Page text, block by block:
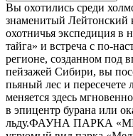
Вы охотились среди
знаменитый Лейтонский
охотничья экспедиция в
тайга» и встреча с по-
регионе, созданном под
пейзажей Сибири, вы
пьяный лес и пересечете
меняется здесь
в эпицентр бурана или
льду.ФАУНА ПАРКА